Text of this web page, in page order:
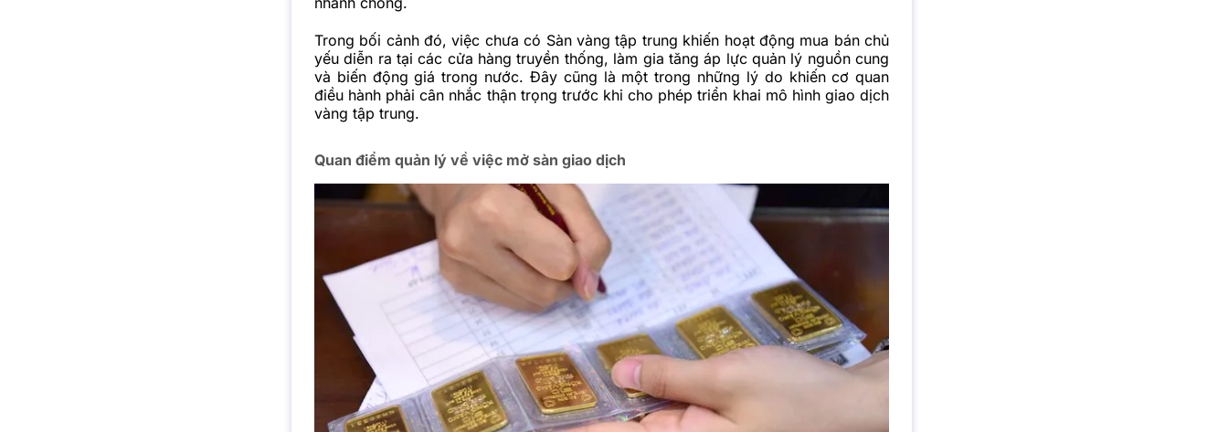
Trong bối cảnh đó, việc chưa có Sàn vàng tập trung khiến hoạt động mua bán chủ
yếu diễn ra tại các cửa hàng truyền thống, làm gia tăng áp lực quản lý nguồn cung
và biến động giá trong nước. Đây cũng là một trong những lý do khiến cơ quan
điều hành phải cân nhắc thận trọng trước khi cho phép triển khai mô hình giao dịch
vàng tập trung.
Quan điểm quản lý về việc mở sàn giao dịch